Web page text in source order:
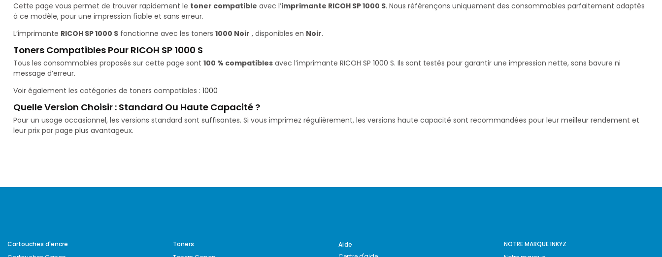
Cette page vous permet de trouver rapidement le toner compatible avec l’imprimante RICOH SP 1000 S. Nous référençons uniquement des consommables parfaitement adaptés
à ce modèle, pour une impression fiable et sans erreur.
L’imprimante RICOH SP 1000 S fonctionne avec les toners 1000 Noir , disponibles en Noir.
Toners Compatibles Pour RICOH SP 1000 S
Tous les consommables proposés sur cette page sont 100 % compatibles avec l’imprimante RICOH SP 1000 S. Ils sont testés pour garantir une impression nette, sans bavure ni
message d’erreur.
Voir également les catégories de toners compatibles : 1000
Quelle Version Choisir : Standard Ou Haute Capacité ?
Pour un usage occasionnel, les versions standard sont suffisantes. Si vous imprimez régulièrement, les versions haute capacité sont recommandées pour leur meilleur rendement et
leur prix par page plus avantageux.
Cartouches d'encre
Toners
Aide
NOTRE MARQUE INKYZ